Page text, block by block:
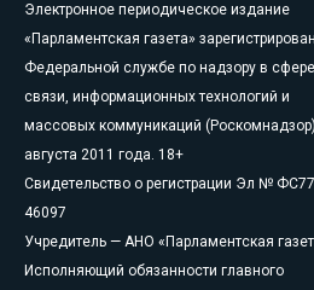
Электронное периодическое издание
«Парламентская газета»
Федеральной службе по надзору в сфере
связи, информационных технологий и
массовых коммуникаций
августа 2011 года. 18+
Свидетельство о регистрации Эл №
46097
Учредитель — АНО «Парламентская
Исполняющий обязанности главного